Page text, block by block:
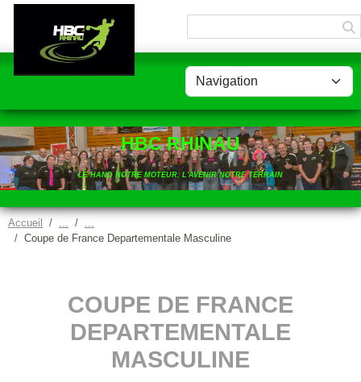
HBC RHINAU
LE HAND NOTRE MOTEUR, L'AVENIR NOTRE TERRAIN
Accueil
Coupe de France Departementale Masculine
COUPE DE FRANCE
DEPARTEMENTALE
MASCULINE